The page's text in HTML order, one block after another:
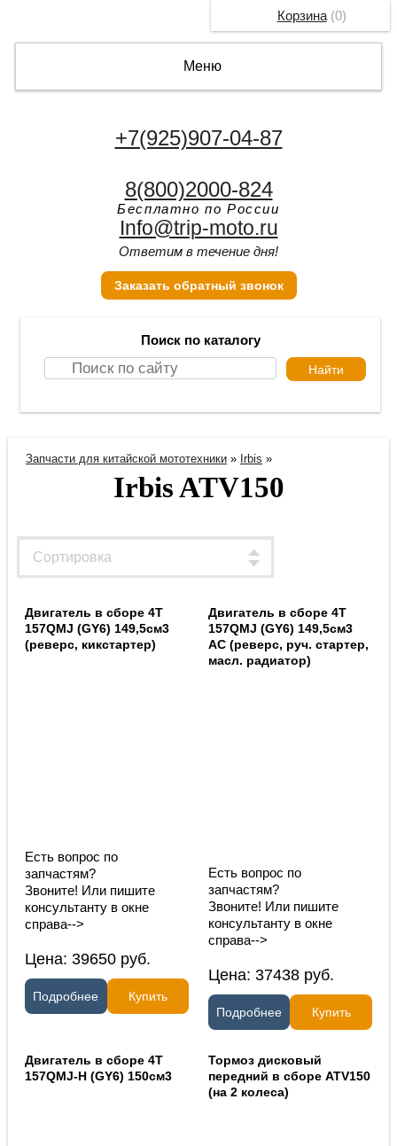
Меню
+7(925)907-04-87
8(800)2000-824
Бесплатно по России
Info@trip-moto.ru
Ответим в течение дня!
Заказать обратный звонок
Поиск по каталогу
Запчасти для китайской мототехники » Irbis »
Irbis ATV150
Двигатель в сборе 4Т
157QMJ (GY6) 149,5см3
(реверс, кикстартер)
Есть вопрос по
запчастям?
Звоните! Или пишите
консультанту в окне
справа-->
Цена:39650 руб.
Подробнее Купить
Двигатель в сборе 4Т
157QMJ (GY6) 149,5см3
AC (реверс, руч. стартер,
масл. радиатор)
Есть вопрос по
запчастям?
Звоните! Или пишите
консультанту в окне
справа-->
Цена: 37438 руб.
Подробнее Купить
Двигатель в сборе 4Т
157QMJ-H (GY6) 150см3
Тормоз дисковый
передний в сборе ATV150
(на 2 колеса)
Корзина(0)